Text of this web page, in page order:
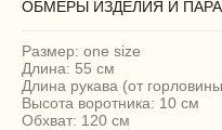
ОБМЕРЫ ИЗДЕЛИЯ И
Размер: one size
Длина: 55 см
Длина рукава (от
Высота воротника: 10 см
Обхват: 120 см